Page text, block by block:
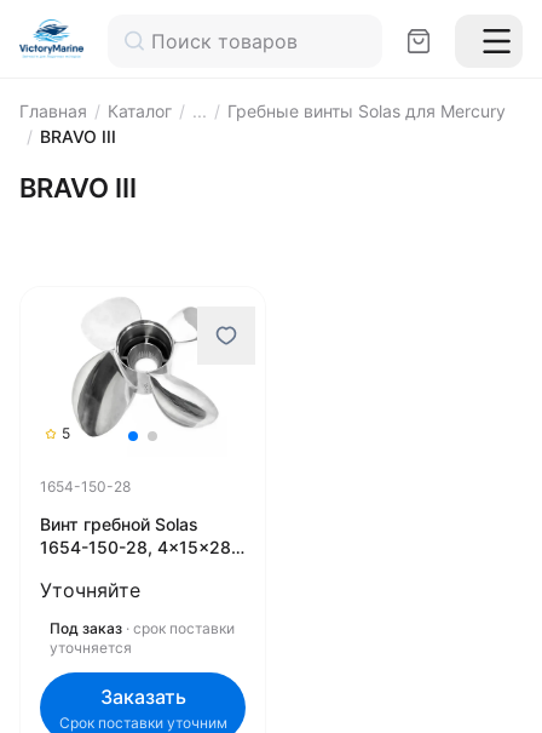
Главная / Каталог / ... / Гребные винты Solas для Mercury
/ BRAVO III
BRAVO III
5
1654-150-28
Винт гребной Solas
1654-150-28, 4x15x28
Уточняйте
Под заказ · срок поставки
уточняется
Заказать
Срок поставки уточним